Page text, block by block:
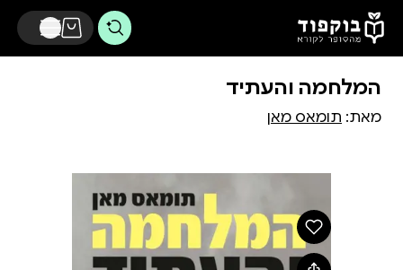
דלג לתוכן הראשי
המלחמה והעתיד
מאת: תומאס מאן